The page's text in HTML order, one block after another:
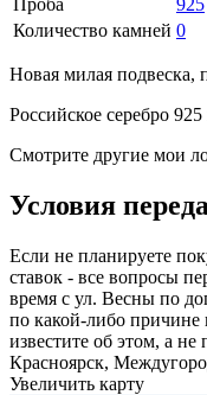
Проба
925
Количество камней 0
Новая милая подвеска,
Российское серебро
Смотрите другие мои
Условия
Если не планируете
ставок - все вопросы
время с ул. Весны по
по какой-либо причине
известите об этом, а
Красноярск,
Увеличить карту